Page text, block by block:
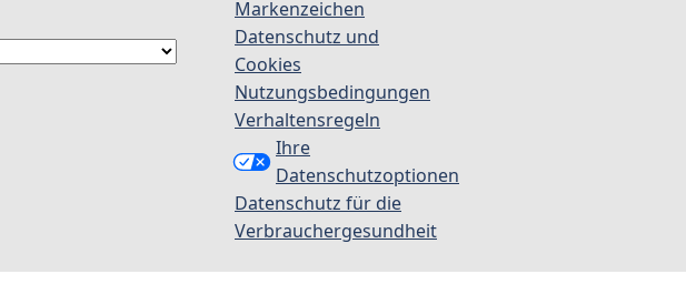
Markenzeichen
Datenschutz und
Cookies
Nutzungsbedingungen
Verhaltensregeln
Ihre
Datenschutzoptionen
Datenschutz für die
Verbrauchergesundheit